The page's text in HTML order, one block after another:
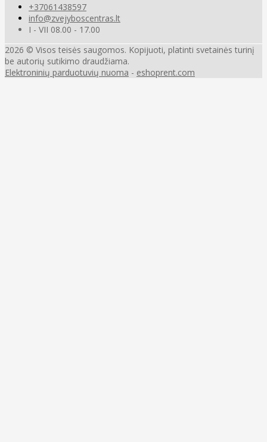
+37061438597
info@zvejyboscentras.lt
I - VII 08.00 - 17.00
2026 © Visos teisės saugomos. Kopijuoti, platinti svetainės turinį
be autorių sutikimo draudžiama.
Elektroninių parduotuvių nuoma - eshoprent.com